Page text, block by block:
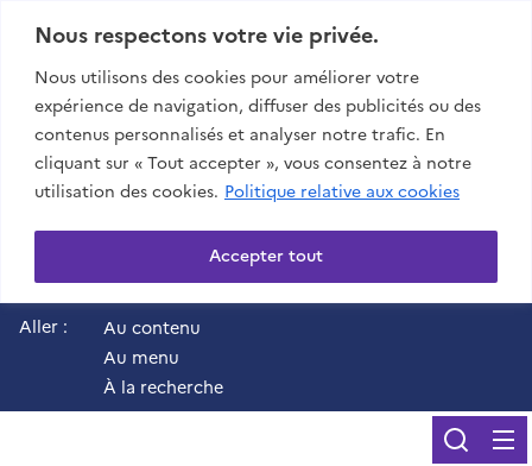
Nous respectons votre vie privée.
Nous utilisons des cookies pour améliorer votre
expérience de navigation, diffuser des publicités ou des
contenus personnalisés et analyser notre trafic. En
cliquant sur « Tout accepter », vous consentez à notre
utilisation des cookies. Politique relative aux cookies
Accepter tout
Aller :
Au contenu
Au menu
À la recherche